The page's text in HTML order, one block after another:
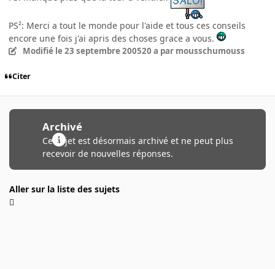
PS²: Merci a tout le monde pour l'aide et tous ces conseils
encore une fois j'ai apris des choses grace a vous.
Modifié le 23 septembre 200520 a par mousschumouss
Citer
Archivé
Ce sujet est désormais archivé et ne peut plus
recevoir de nouvelles réponses.
Aller sur la liste des sujets